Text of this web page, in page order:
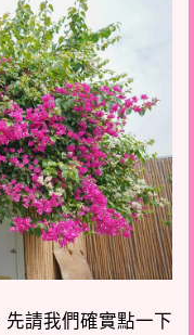
請我們確實點一下